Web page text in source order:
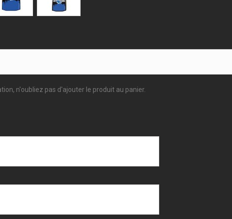
n'oubliez pas d'ajouter le produit au panier.